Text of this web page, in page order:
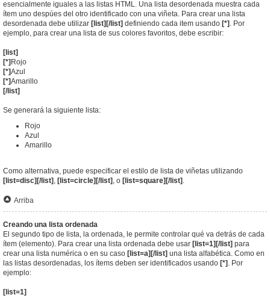
esencialmente iguales a las listas HTML. Una lista desordenada muestra cada
ítem uno despúes del otro identificado con una viñeta. Para crear una lista
desordenada debe utilizar [list][/list] definiendo cada item usando [*] . Por
ejemplo, para crear una lista de sus colores favoritos, debe escribir:
[list]
[*] Rojo
[*]Azul
[*]Amarillo
[/list]
Se generará la siguiente lista:
Rojo
Azul
Amarillo
Como alternativa, puede especificar el estilo de lista de viñetas utilizando
[list=disc][/list] [list=circle][/list] , o [list=square][/list]
Arriba
Creando una lista ordenada
El segundo tipo de lista, la ordenada, le permite controlar qué va detrás de cada
ítem (elemento). Para crear una lista ordenada debe usar [list=1][/list] para
crear una lista numérica o en su caso [list=a][/list] una lista alfabética. Como en
las listas desordenadas, los ítems deben ser identificados usando [*] . Por
ejemplo:
[list=1]